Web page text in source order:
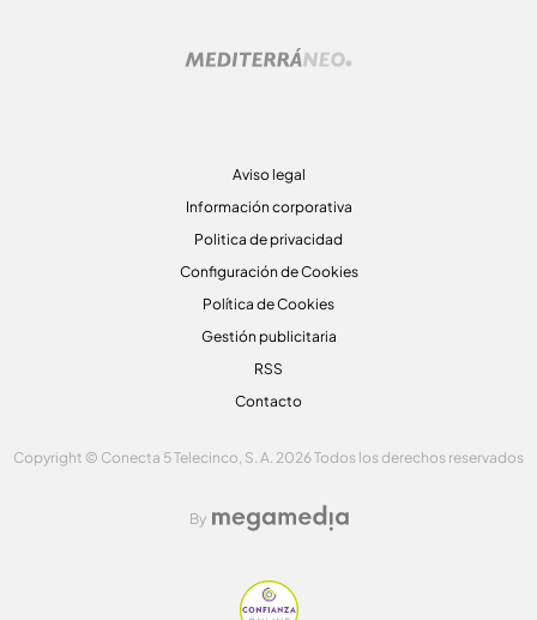
Aviso legal
Información corporativa
Politica de privacidad
Configuración de Cookies
Política de Cookies
Gestión publicitaria
RSS
Contacto
Copyright © Conecta 5 Telecinco, S. A. 2026 Todos los derechos reservados
By